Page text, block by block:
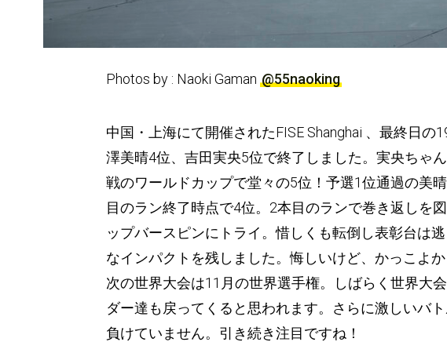
Photos by : Naoki Gaman @55naoking
中国・上海にて開催されたFISE Shanghai 、最終日
澤美晴4位、吉田実央5位で終了しました。実央ちゃ
戦のワールドカップで堂々の5位！予選1位通過の美
目のラン終了時点で4位。2本目のランで巻き返しを
ップバースピンにトライ。惜しくも転倒し表彰台は
なインパクトを残しました。悔しいけど、かっこよ
次の世界大会は11月の世界選手権。しばらく世界大
ダー達も戻ってくると思われます。さらに激しいバ
負けていません。引き続き注目ですね！